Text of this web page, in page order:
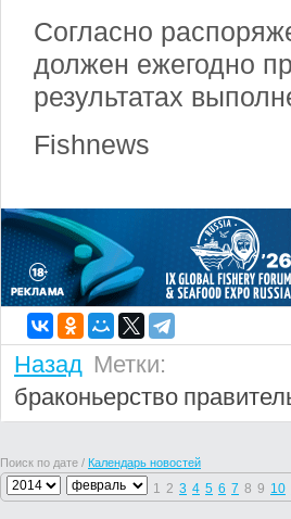
Согласно
должен ежегодно
результатах
Fishnews
Назад Метки:
браконьерство
Поиск по дате / Календарь новостей
1 2 3 4 5 6 7 8 9 10